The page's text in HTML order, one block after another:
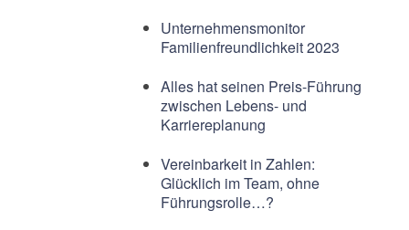
Unternehmensmonitor
Familienfreundlichkeit 2023
Alles hat seinen Preis-Führung
zwischen Lebens- und
Karriereplanung
Vereinbarkeit in Zahlen:
Glücklich im Team, ohne
Führungsrolle…?